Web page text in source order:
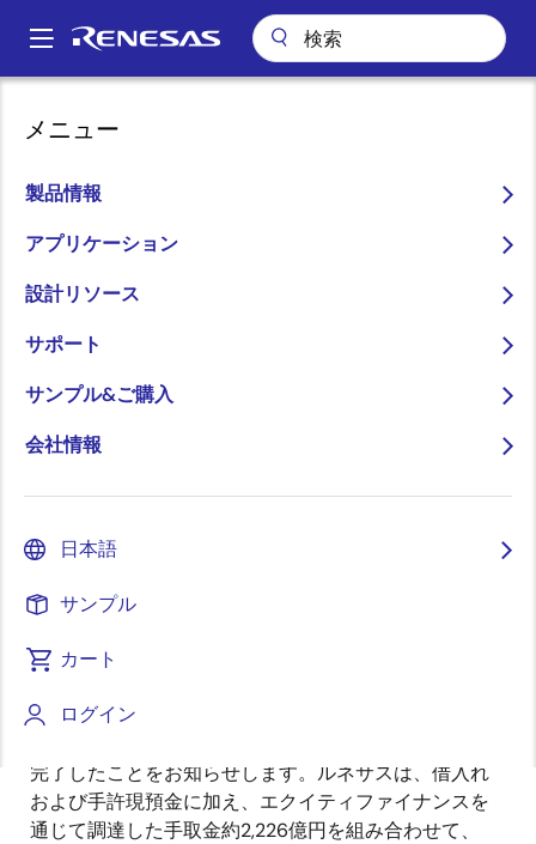
ン
Main
メニュー
製品情報
アプリケーション
設計リソース
サポート
サンプル&ご購入
会社情報
日本語
サンプル
カート
ログイン
パ
ン
く
ず
を完了
に向け、組み込みソリューションでの
グローバルリーダーシップを強化～
江東区、代表取締役社長兼CEO：柴田 英利、以下、ル
Bluetooth® Low Energy技術、インダストリアルエッジ
アナログ半導体会社Dialog Semiconductor Plc（本社：
Dialog社の発行済普通株式および発行予定普通株式をす
完了したことをお知らせします。ルネサスは、借入れ
および手許現預金に加え、エクイティファイナンスを
通じて調達した手取金約2,226億円を組み合わせて、